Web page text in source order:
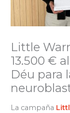
Little
13.500 €
Déu para
La campaña